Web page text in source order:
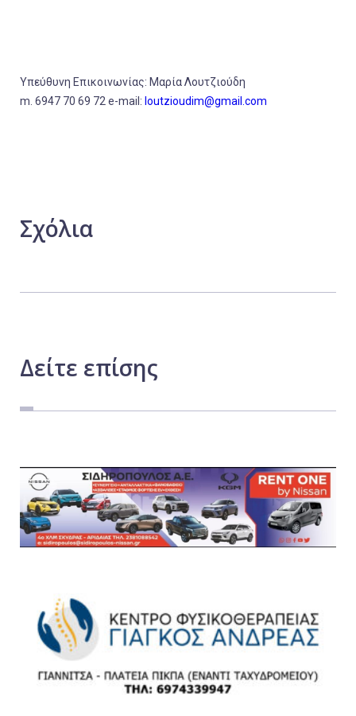
Υπεύθυνη Επικοινωνίας: Μαρία Λουτζιούδη
m. 6947 70 69 72 e-mail: loutzioudim@gmail.com
Σχόλια
Δείτε επίσης